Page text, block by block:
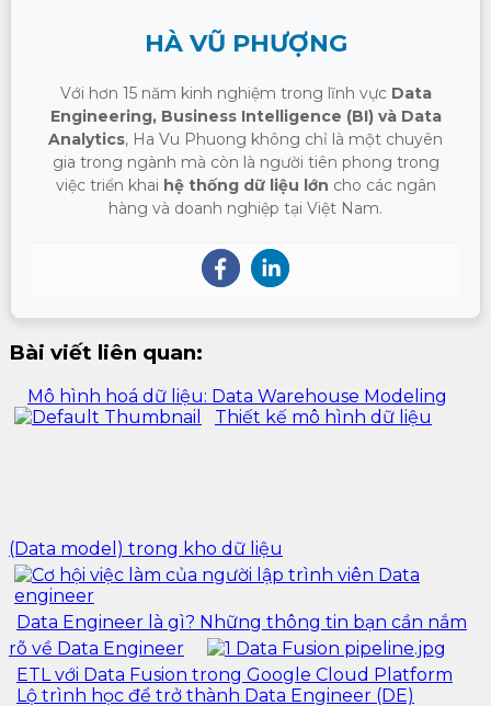
HÀ VŨ PHƯỢNG
Với hơn 15 năm kinh nghiệm trong lĩnh vực Data
Engineering, Business Intelligence (BI) và Data
Analytics, Ha Vu Phuong không chỉ là một chuyên
gia trong ngành mà còn là người tiên phong trong
việc triển khai hệ thống dữ liệu lớn cho các ngân
hàng và doanh nghiệp tại Việt Nam.
Bài viết liên quan:
Mô hình hoá dữ liệu: Data Warehouse Modeling
Thiết kế mô hình dữ liệu
(Data model) trong kho dữ liệu
Data Engineer là gì? Những thông tin bạn cần nắm
rõ về Data Engineer
ETL với Data Fusion trong Google Cloud Platform
Lộ trình học để trở thành Data Engineer (DE)